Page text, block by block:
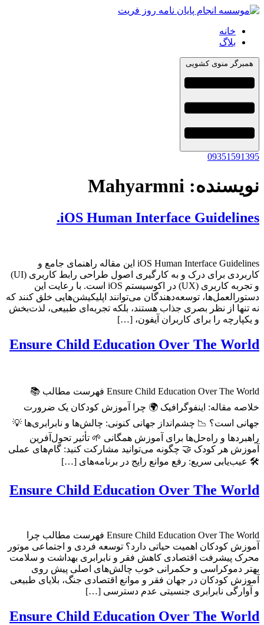
خانه
بلاگ
همبرگر منوی کشویی
09351591395
نویسنده: Mahyarmni
iOS Human Interface Guidelines.
iOS Human Interface Guidelines این مقاله راهنمای جامع و
کاربردی برای درک و به کارگیری اصول طراحی رابط کاربری (UI)
و تجربه کاربری (UX) در اکوسیستم iOS است. با رعایت این
دستورالعمل‌ها، توسعه‌دهندگان می‌توانند اپلیکیشن‌هایی خلق کنند که
نه تنها از نظر بصری جذاب هستند، بلکه تجربه‌ای طبیعی، لذت‌بخش
و یکپارچه را برای کاربران آیفون، […]
Ensure Child Education Over The World
Ensure Child Education Over The World فهرست مطالب 📚
خلاصه مقاله: اینفوگرافیک 🌍 چرا آموزش کودکان یک ضرورت
جهانی است؟ 📉 چشم‌انداز جهانی کنونی: چالش‌ها و نابرابری‌ها 💡
راهبردها و راه‌حل‌ها برای آموزش همگانی 🌱 تأثیر تحول‌آفرین
آموزش هر کودک 🤝 چگونه می‌توانید مشارکت کنید: گام‌های عملی
🛠️ عیب‌یابی سریع: رفع موانع رایج در برنامه‌های […]
Ensure Child Education Over The World
Ensure Child Education Over The World فهرست مطالب چرا
آموزش کودکان اهمیت حیاتی دارد؟ توسعه فردی و اجتماعی موتور
محرک پیشرفت اقتصادی کاهش فقر و نابرابری بهداشت و سلامت
بهتر دموکراسی و حکمرانی خوب چالش‌های اصلی پیش روی
آموزش کودکان در جهان فقر و موانع اقتصادی جنگ، بلایای طبیعی
و آوارگی نابرابری جنسیتی عدم دسترسی […]
Ensure Child Education Over The World